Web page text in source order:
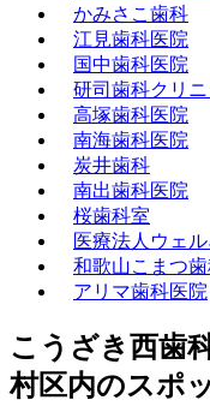
かみさこ歯科
江見歯科医院
国中歯科医院
研司歯科クリニ
高塚歯科医院
南海歯科医院
炭井歯科
南出歯科医院
桜歯科室
医療法人ウェ
和歌山こまつ
アリマ歯科医院
こうざき西歯
村区内のスポ